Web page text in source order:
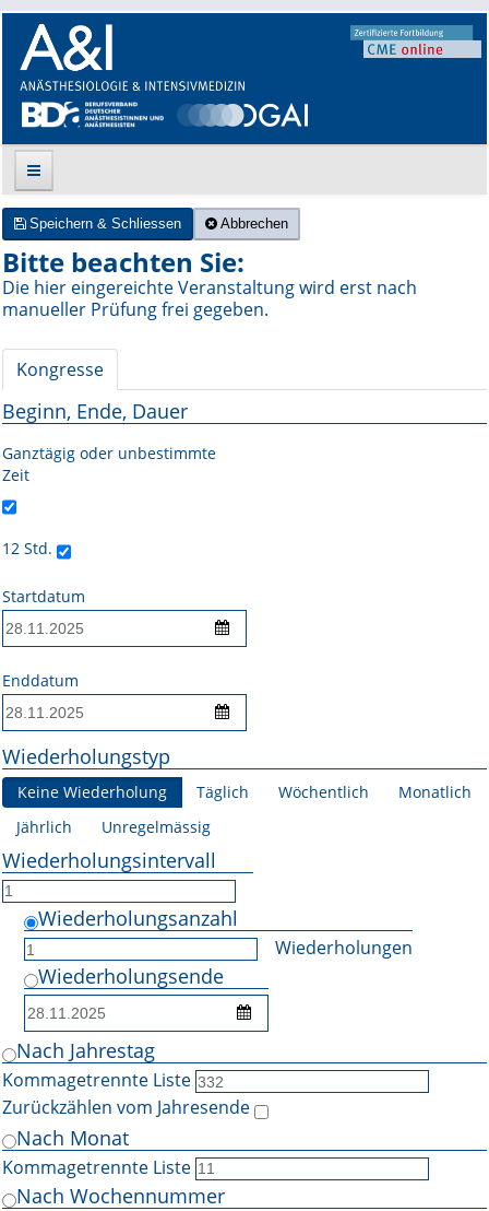
Suche
Aktuelle Ausgabe
Archiv
Mediadaten
Autoren-Service
Bestell-Service
Stellenmarkt
Kongresskalender
Speichern & Schliessen Abbrechen
Bitte beachten Sie:
Die hier eingereichte Veranstaltung wird erst nach
manueller Prüfung frei gegeben.
Kongresse
Beginn, Ende, Dauer
Ganztägig oder unbestimmte
Zeit
12 Std.
Startdatum
Enddatum
Wiederholungstyp
Keine Wiederholung Täglich Wöchentlich
Monatlich
Jährlich
Unregelmässig
Wiederholungsintervall
Wiederholungsanzahl
Wiederholungen
Wiederholungsende
Nach Jahrestag
Kommagetrennte Liste
Zurückzählen vom Jahresende
Nach Monat
Kommagetrennte Liste
Nach Wochennummer